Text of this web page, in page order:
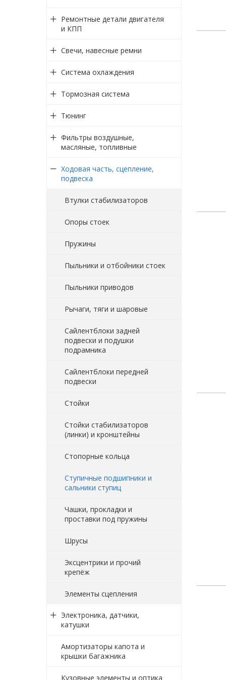
Ремонтные детали двигателя
и КПП
Свечи, навесные ремни
Система охлаждения
Тормозная система
Тюнинг
Фильтры воздушные,
масляные, топливные
Ходовая часть, сцепление,
подвеска
Втулки стабилизаторов
Опоры стоек
Пружины
Пыльники и отбойники стоек
Пыльники приводов
Рычаги, тяги и шаровые
Сайлентблоки задней
подвески и подушки
подрамника
Сайлентблоки передней
подвески
Стойки
Стойки стабилизаторов
(линки) и кронштейны
Стопорные кольца
Ступичные подшипники и
сальники ступиц
Чашки, прокладки и
проставки под пружины
Шрусы
Эксцентрики и прочий
крепёж
Элементы сцепления
Электроника, датчики,
катушки
Амортизаторы капота и
крышки багажника
Кузовные элементы и оптика